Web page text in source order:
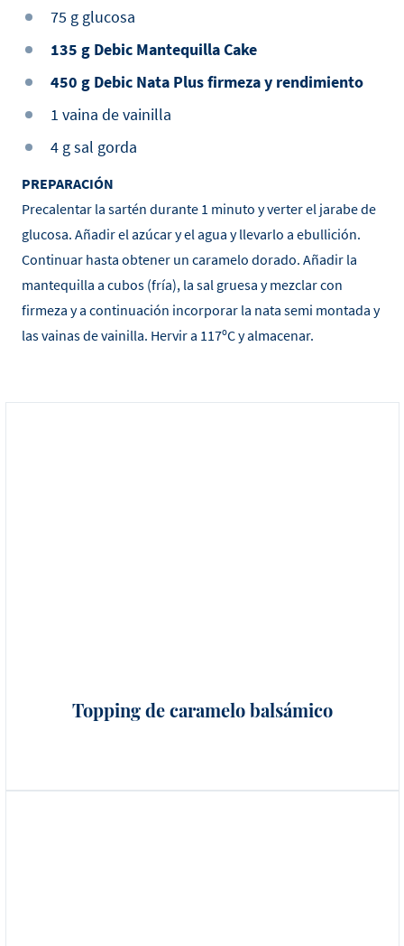
75 g glucosa
135 g Debic Mantequilla Cake
450 g Debic Nata Plus firmeza y rendimiento
1 vaina de vainilla
4 g sal gorda
PREPARACIÓN
Precalentar la sartén durante 1 minuto y verter el jarabe de
glucosa. Añadir el azúcar y el agua y llevarlo a ebullición.
Continuar hasta obtener un caramelo dorado. Añadir la
mantequilla a cubos (fría), la sal gruesa y mezclar con
firmeza y a continuación incorporar la nata semi montada y
las vainas de vainilla. Hervir a 117ºC y almacenar.
Topping de caramelo balsámico